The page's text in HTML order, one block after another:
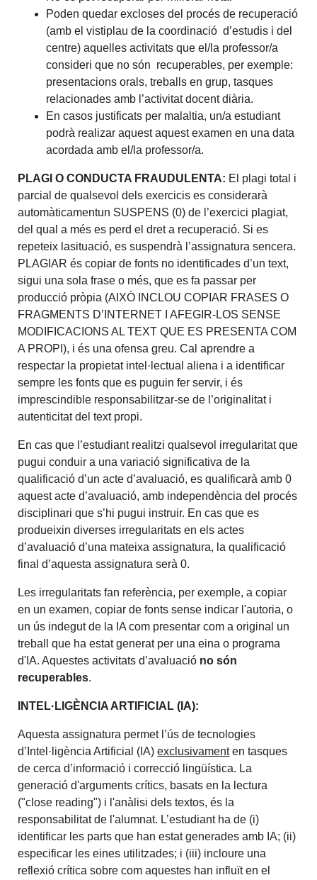
Poden quedar excloses del procés de recuperació
(amb el vistiplau de la coordinació d’estudis i del
centre) aquelles activitats que el/la professor/a
consideri que no són recuperables, per exemple:
presentacions orals, treballs en grup, tasques
relacionades amb l’activitat docent diària.
En casos justificats per malaltia, un/a estudiant
podrà realizar aquest aquest examen en una data
acordada amb el/la professor/a.
PLAGI O CONDUCTA FRAUDULENTA: El plagi total i
parcial de qualsevol dels exercicis es considerarà
automàticamentun SUSPENS (0) de l’exercici plagiat,
del qual a més es perd el dret a recuperació. Si es
repeteix lasituació, es suspendrà l’assignatura sencera.
PLAGIAR és copiar de fonts no identificades d’un text,
sigui una sola frase o més, que es fa passar per
producció pròpia (AIXÒ INCLOU COPIAR FRASES O
FRAGMENTS D’INTERNET I AFEGIR-LOS SENSE
MODIFICACIONS AL TEXT QUE ES PRESENTA COM
A PROPI), i és una ofensa greu. Cal aprendre a
respectar la propietat intel·lectual aliena i a identificar
sempre les fonts que es puguin fer servir, i és
imprescindible responsabilitzar-se de l’originalitat i
autenticitat del text propi.
En cas que l’estudiant realitzi qualsevol irregularitat que
pugui conduir a una variació significativa de la
qualificació d’un acte d’avaluació, es qualificarà amb 0
aquest acte d’avaluació, amb independència del procés
disciplinari que s’hi pugui instruir. En cas que es
produeixin diverses irregularitats en els actes
d’avaluació d’una mateixa assignatura, la qualificació
final d’aquesta assignatura serà 0.
Les irregularitats fan referència, per exemple, a copiar
en un examen, copiar de fonts sense indicar l'autoria, o
un ús indegut de la IA com presentar com a original un
treball que ha estat generat per una eina o programa
d'IA. Aquestes activitats d’avaluació no són
recuperables.
INTEL·LIGÈNCIA ARTIFICIAL (IA):
Aquesta assignatura permet l’ús de tecnologies
d’Intel·ligència Artificial (IA)exclusivamenten tasques
decerca d’informació i correcció lingüística. La
generació d'arguments crítics, basats en la lectura
("close reading") i l'anàlisi dels textos, és la
responsabilitat de l'alumnat. L’estudiant ha de (i)
identificar les parts que han estat generades amb IA; (ii)
especificar les eines utilitzades; i (iii) incloure una
reflexió crítica sobre com aquestes han influït en el